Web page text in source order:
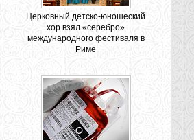
Церковный детско-юношеский
хор взял «серебро»
международного фестиваля в
Риме